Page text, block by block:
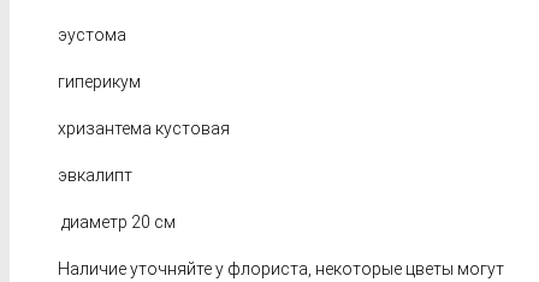
эустома
гиперикум
хризантема кустовая
эвкалипт
диаметр 20 см
Наличие уточняйте у флориста, некоторые цветы могут